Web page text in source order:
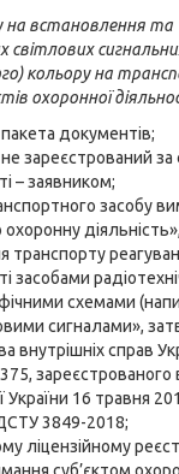
на встановлення та
світлових
кольору на
охоронної
документів;
зареєстрований за
– заявником;
засобу
засобами
схемами
сигналами»,
внутрішніх справ
зареєстрованого
України 16 травня
3849-2018;
ліцензійному